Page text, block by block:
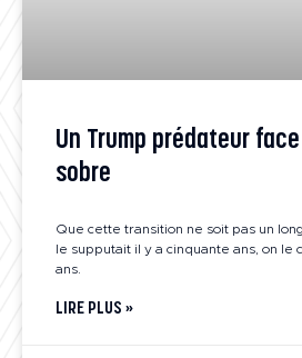
Un Trump prédateur
sobre
Que cette transition ne soit pas un
le supputait il y a cinquante ans, on le
ans.
LIRE PLUS »